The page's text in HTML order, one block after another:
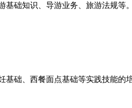
础知识、导游业务、旅游法规等。
础、西餐面点基础等实践技能的培